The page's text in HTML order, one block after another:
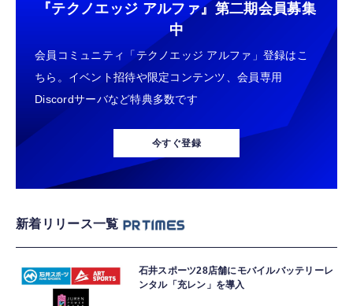
『テクノエッジ アルファ』 第二期会員募集
中
会員コミュニティ「テクノエッジ アルファ」登録はこ
ちら。イベント招待や限定コンテンツ、会員専用
Discordサーバなど特典多数です
今すぐ登録
新着リリース一覧
石井スポーツ28店舗にモバイルバッテリーレ
ンタル「充レン」を導入